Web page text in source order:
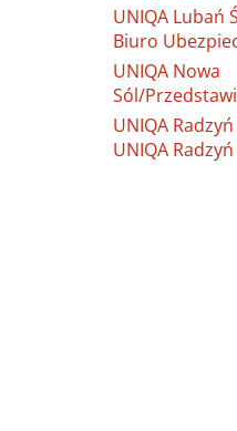
UNIQA Lubań
Biuro
UNIQA Nowa
Sól/
UNIQA
UNIQA